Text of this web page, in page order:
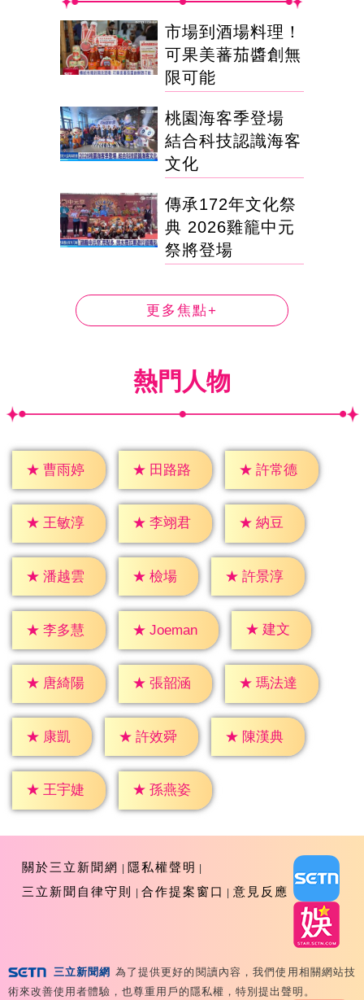
市場到酒場料理！
可果美蕃茄醬創無
限可能
桃園海客季登場
結合科技認識海客
文化
傳承172年文化祭
典 2026雞籠中元
祭將登場
更多焦點+
熱門人物
★ 曹雨婷 ★ 田路路 ★ 許常德
★ 王敏淳 ★ 李翊君 ★ 納豆
★ 潘越雲 ★ 檢場 ★ 許景淳
★ 李多慧 ★ Joeman ★ 建文
★ 唐綺陽 ★ 張韶涵 ★ 瑪法達
★ 康凱 ★ 許效舜 ★ 陳漢典
★ 王宇婕 ★ 孫燕姿
關於三立新聞網
隱私權聲明
三立新聞自律守則
合作提案窗口 意見反應
Copyright ©2026 Sanlih E-Television All Rights
三立新聞網 為了提供更好的閱讀內容，我們使用相關網站技
術來改善使用者體驗，也尊重用戶的隱私權，特別提出聲明。